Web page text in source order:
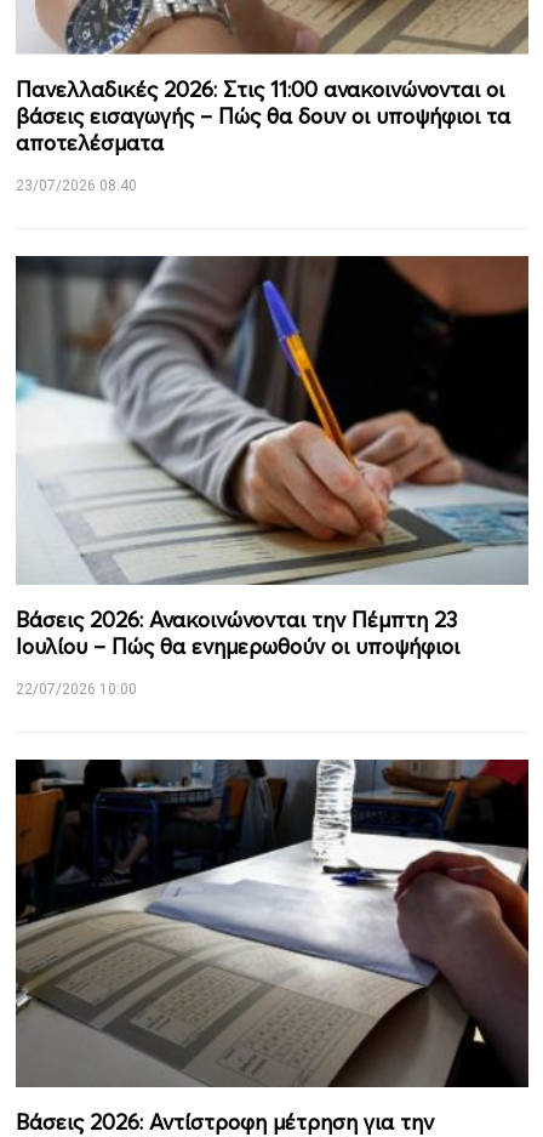
Πανελλαδικές 2026: Στις 11:00 ανακοινώνονται οι
βάσεις εισαγωγής – Πώς θα δουν οι υποψήφιοι τα
αποτελέσματα
23/07/2026 08:40
Βάσεις 2026: Ανακοινώνονται την Πέμπτη 23
Ιουλίου – Πώς θα ενημερωθούν οι υποψήφιοι
22/07/2026 10:00
Βάσεις 2026: Αντίστροφη μέτρηση για την